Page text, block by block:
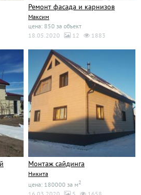
Ремонт фасада и карнизов
Максим
цена: 850 за объект
18.05.2020
12 1883
Монтаж сайдинга
Никита
цена: 180000 за м2